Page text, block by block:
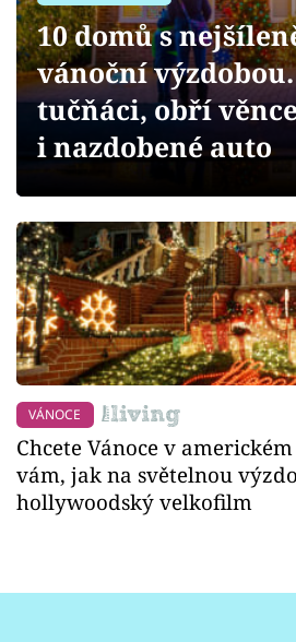
Přihlášení
Sledujte nás
10 domů s
vánoční
tučňáci, obří
i nazdobené auto
VÁNOCE
Chcete Vánoce v
vám, jak na světelnou
hollywoodský velkofilm